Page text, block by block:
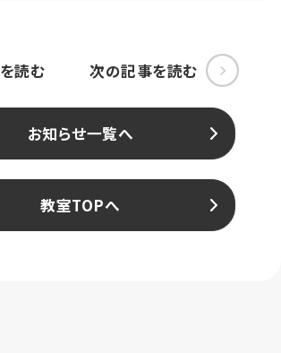
読む 次の記事を読む
お知らせ一覧へ
教室TOPへ